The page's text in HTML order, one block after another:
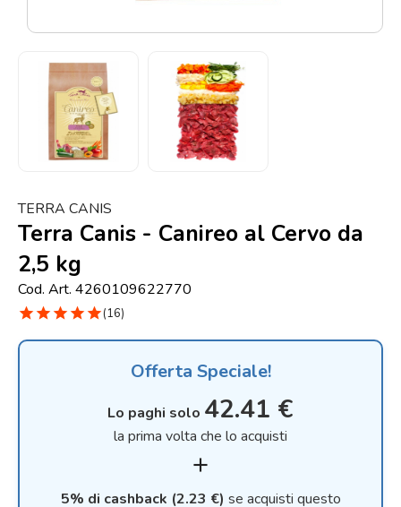
Punti
Blog
TERRA CANIS
Terra Canis - Canireo al Cervo da
2,5 kg
Cod. Art. 4260109622770
star star star star star(16)
Offerta Speciale!
Lo paghi solo 42.41 €
la prima volta che lo acquisti
add
5% di cashback (2.23 €) se acquisti questo